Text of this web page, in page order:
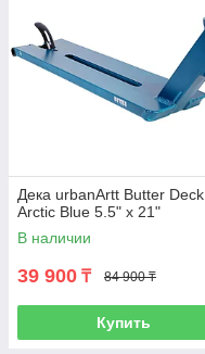
Дека urbanArtt Butter Deck
Arctic Blue 5.5" x 21"
В наличии
39 900 ₸ 84 900 ₸
Купить